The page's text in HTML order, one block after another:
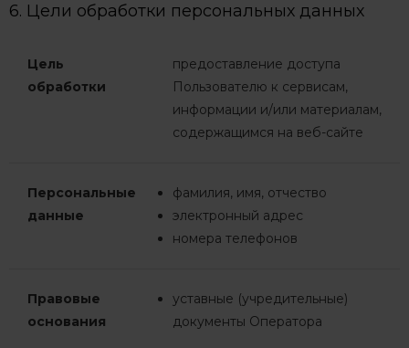
6. Цели обработки персональных данных
Цель
обработки
предоставление доступа
Пользователю к сервисам,
информации и/или материалам,
содержащимся на веб-сайте
Персональные
данные
фамилия, имя, отчество
электронный адрес
номера телефонов
Правовые
основания
уставные (учредительные)
документы Оператора